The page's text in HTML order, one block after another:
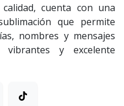
cuenta con una
que permite
nombres y mensajes
y excelente